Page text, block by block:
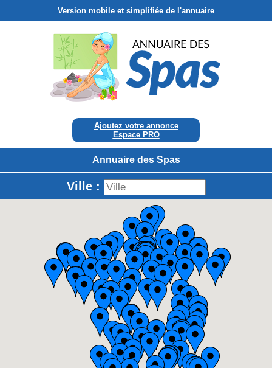
Version mobile et simplifiée de l'annuaire
Ajoutez votre annonce
Espace PRO
Annuaire des Spas
Ville :